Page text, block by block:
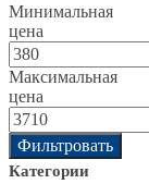
Минимальная
цена
Максимальная
цена
Фильтровать
Категории